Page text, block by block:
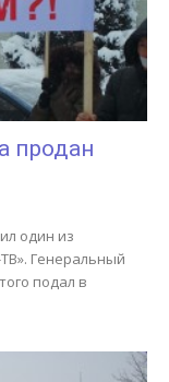
продан
один из
Генеральный
подал в